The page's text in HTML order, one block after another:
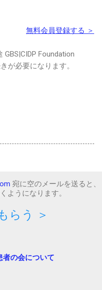
無料会員登録する ＞
Foundation
が必要になります。
宛に空のメールを送ると、
ようになります。
らう ＞
者の会について